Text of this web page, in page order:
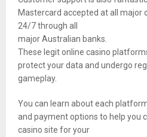
Mastercard accepted at all major
24/7 through all
major Australian banks.
These legit online casino
protect your data and undergo
gameplay.
You can learn about each
and payment options to help you
casino site for your